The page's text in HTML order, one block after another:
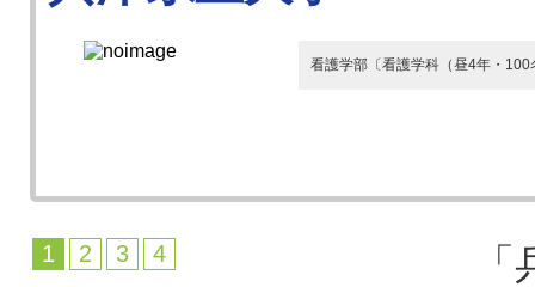
看護学部〔看護学科（昼4年・100
1 2 3 4